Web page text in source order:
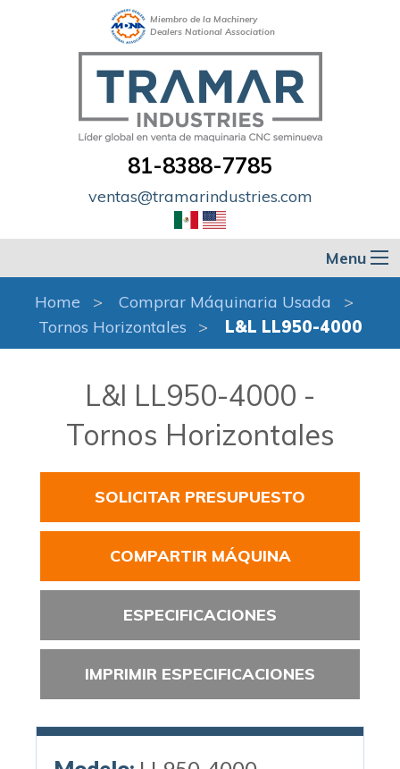
Miembro de la Machinery
Dealers National Association
81-8388-7785
ventas@tramarindustries.com
Menu
Home
Comprar Máquinaria Usada
Tornos Horizontales
L&l LL950-4000
L&l LL950-4000 -
Tornos Horizontales
SOLICITAR PRESUPUESTO
COMPARTIR MÁQUINA
ESPECIFICACIONES
IMPRIMIR ESPECIFICACIONES